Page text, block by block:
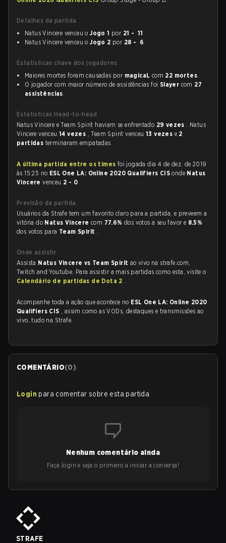
Detalhes da partida
Natus Vincere venceu oJogo 1 por 21 - 11
Natus Vincere venceu oJogo 2 por 28 - 6
Estatísticas chave dos jogadores
Maiores mortes foram causadas por magicaL com 22 mortes.
O jogador com maior número de assistências foi Slayer com 27
assistências.
Estatísticas Head-to-head
Natus Vincere e Team Spirit haviam se enfrentado 29 vezes . Natus
Vincere venceu14 vezes , Team Spirit venceu13 vezes e 2
partidas terminaram empatadas.
A última partida entre os times foi jogada dia 4 de dez. de 2019
às 15:25 no ESL One LA: Online 2020 Qualifiers CISonde Natus
Vincerevenceu 2 - 0 .
Previsão da partida
Usuários da Strafe tem um favorito claro para a partida, e preveem a
vitória do Natus Vincerecom 77.6%dos votos a seu favor e 8.5%
dos votos para Team Spirit .
Onde assistir
Assista Natus Vincere vs Team Spirit ao vivo na strafe.com,
Twitch and Youtube. Para assistir a mais partidas como esta, visite o
Calendário de partidas de Dota 2 .
Acompanhe toda a ação que acontece no ESL One LA: Online 2020
Qualifiers CIS , assim como as VODs, destaques e transmissões ao
vivo, tudo na Strafe.
COMENTÁRIO(0)
Login para comentar sobre esta partida
Nenhum comentário ainda
Faça login e seja o primeiro a iniciar a conversa!
STRAFE